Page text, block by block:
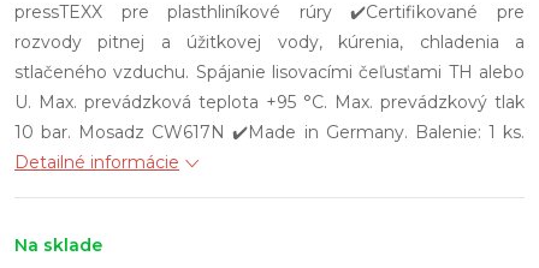
pressTEXX pre plasthliníkové rúry ✔️Certifikované pre
rozvody pitnej a úžitkovej vody, kúrenia, chladenia a
stlačeného vzduchu. Spájanie lisovacími čeľusťami TH alebo
U. Max. prevádzková teplota +95 °C. Max. prevádzkový tlak
10 bar. Mosadz CW617N ✔️Made in Germany. Balenie: 1 ks.
Detailné informácie
Na sklade